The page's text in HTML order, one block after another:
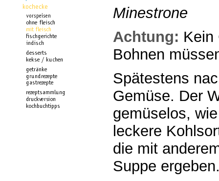
Minestrone
Achtung: Kein
Bohnen
Spätestens
Gemüse. Der
gemüselos,
leckere
die mit
Suppe